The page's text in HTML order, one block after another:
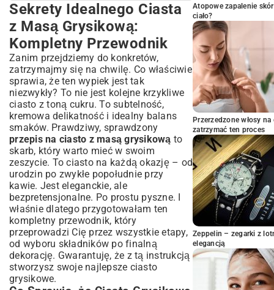
Sekrety Idealnego Ciasta z Masą
Grysikową: Kompletny Przewodnik
Co Sprawia, że Ciasto Grysikowe Jest
Wyjątkowe?
Niezbędne Składniki i Narzędzia: Twoja
Lista Zakupów
Jak Wybrać Najlepsze Składniki na Ciasto i
Krem?
Przygotowanie Kuchni: Podstawowe
Akcesoria Cukiernicze
Przepis Krok Po Kroku: Jak Zrobić Ciasto
z Masą Grysikową?
Pieczenie Biszkoptu: Podstawa Idealnego
Ciasta
Przygotowanie Aksamitnej Masy
Grysikowej: Klucz do Sukcesu
Składanie Warstw i Chłodzenie: Jak
Dopełnić Dzieła?
Wariacje Ciasta Grysikowego: Odkryj
Nowe Smaki
Inspiracje Owocowe, Czekoladowe i Inne
Dodatki
Ciasto Grysikowe w Wersji Bezglutenowej
Sekrety Idealnego Ciasta
z Masą Grysikową:
Kompletny Przewodnik
Zanim przejdziemy do konkretów,
zatrzymajmy się na chwilę. Co właściwie
sprawia, że ten wypiek jest tak
niezwykły? To nie jest kolejne krzykliwe
ciasto z toną cukru. To subtelność,
kremowa delikatność i idealny balans
smaków. Prawdziwy, sprawdzony
przepis na ciasto z masą grysikową to
skarb, który warto mieć w swoim
zeszycie. To ciasto na każdą okazję – od
urodzin po zwykłe popołudnie przy
kawie. Jest eleganckie, ale
bezpretensjonalne. Po prostu pyszne. I
właśnie dlatego przygotowałam ten
kompletny przewodnik, który
przeprowadzi Cię przez wszystkie etapy,
od wyboru składników po finalną
dekorację. Gwarantuję, że z tą instrukcją
stworzysz swoje najlepsze ciasto
grysikowe.
Atopowe zapalenie
ciało?
Przerzedzone włosy
zatrzymać ten proces
Zeppelin – zegarki z
elegancją